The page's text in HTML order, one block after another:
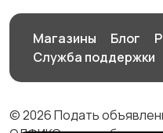
Магазины Блог
Служба поддержки
© 2026 Подать